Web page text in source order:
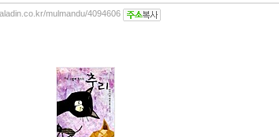
mulmandu/4094606